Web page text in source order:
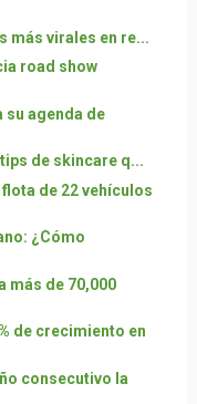
más virales en re...
road show
su agenda de
de skincare q...
de 22 vehículos
¿Cómo
más de 70,000
de crecimiento en
consecutivo la